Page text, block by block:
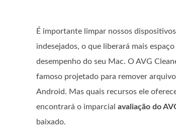
É importante limpar nossos
indesejados, o que liberará mais
desempenho do seu Mac. O AVG
famoso projetado para remover
Android. Mas quais recursos ele
encontrará o imparcial avaliação do
baixado.